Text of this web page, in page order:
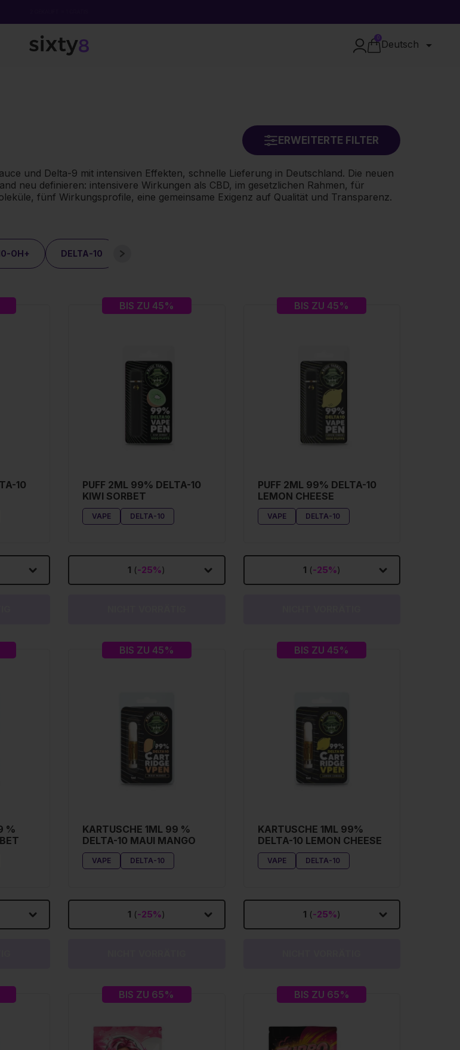
0
Deutsch 
ERWEITERTE FILTER
und Delta-9 mit intensiven Effekten, schnelle Lieferung in Deutschland. Die neuen
neu definieren: intensivere Wirkungen als CBD, im gesetzlichen Rahmen, für
fünf Wirkungsprofile, eine gemeinsame Exigenz auf Qualität und Transparenz.
OH+ DELTA-10
10
BIS ZU 45%
PUFF 2ML 99% DELTA-10
KIWI SORBET
VAPE DELTA-10
1 (-25%)
BIS ZU 45%
PUFF 2ML 99% DELTA-10
LEMON CHEESE
VAPE DELTA-10
1 (-25%)
%
BIS ZU 45%
KARTUSCHE 1ML 99 %
DELTA-10 MAUI MANGO
VAPE DELTA-10
1 (-25%)
BIS ZU 45%
KARTUSCHE 1ML 99%
DELTA-10 LEMON CHEESE
VAPE DELTA-10
1 (-25%)
BIS ZU 65% BIS ZU 65%